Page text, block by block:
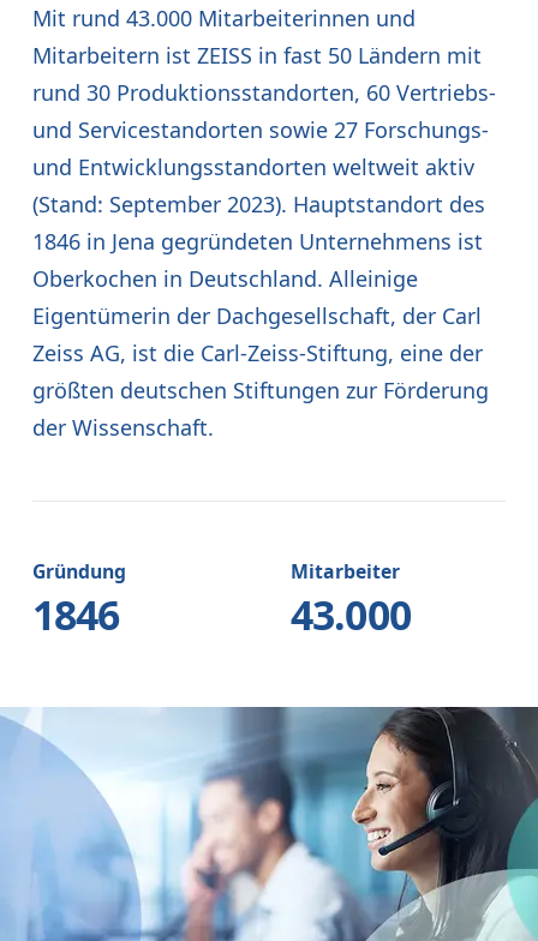
Mit rund 43.000 Mitarbeiterinnen und
Mitarbeitern ist ZEISS in fast 50 Ländern mit
rund 30 Produktionsstandorten, 60 Vertriebs-
und Servicestandorten sowie 27 Forschungs-
und Entwicklungsstandorten weltweit aktiv
(Stand: September 2023). Hauptstandort des
1846 in Jena gegründeten Unternehmens ist
Oberkochen in Deutschland. Alleinige
Eigentümerin der Dachgesellschaft, der Carl
Zeiss AG, ist die Carl-Zeiss-Stiftung, eine der
größten deutschen Stiftungen zur Förderung
der Wissenschaft.
Gründung
1846
Mitarbeiter
43.000